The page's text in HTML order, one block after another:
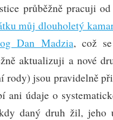
průběžně pracuji
můj dlouholetý
Dan Madzia, což
aktualizuji a nové
rody) jsou pravidelně
ani údaje o
daný druh žil, jeho